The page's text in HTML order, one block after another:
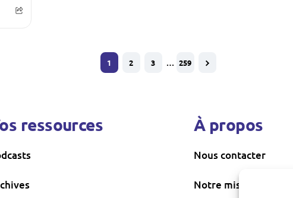
1 2 3 … 259
ressources À propos
Nous contacter
Notre mission